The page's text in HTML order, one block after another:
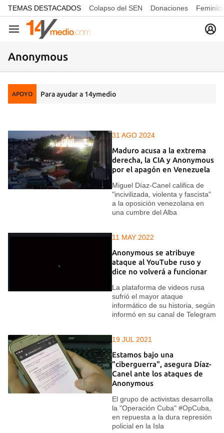
common.go-to-content
TEMAS DESTACADOS Colapso del SEN Donaciones
Navegación
Anonymous
APOYO Para ayudar a 14ymedio
31 AGO 2024
Maduro acusa a la extrema
derecha, la CIA y Anonymous
por el apagón en Venezuela
Miguel Díaz-Canel califica de
"incivilizada, violenta y fascista"
a la oposición venezolana en
una cumbre del Alba
11 MAY 2022
Anonymous se atribuye
ataque al YouTube ruso y
dice no volverá a funcionar
La plataforma de videos rusa
sufrió el mayor ataque
informático de su historia, según
informó en su canal de Telegram
19 JUL 2021
Estamos bajo una
"ciberguerra", asegura Díaz-
Canel ante los ataques de
Anonymous
El grupo de activistas desarrolla
la "Operación Cuba" #OpCuba,
en repuesta a la dura represión
policial en la Isla